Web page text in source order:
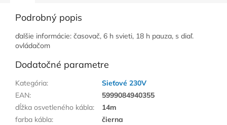
Podrobný popis
ďalšie informácie: časovač, 6 h svieti, 18 h pauza, s diaľ.
ovládačom
Dodatočné parametre
Kategória:
Sieťové 230V
EAN:
5999084940355
dĺžka osvetleného kábla:
14m
farba kábla:
čierna